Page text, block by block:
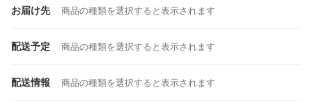
お届け先 商品の種類を選択すると表示されます
配送予定 商品の種類を選択すると表示されます
配送情報 商品の種類を選択すると表示されます